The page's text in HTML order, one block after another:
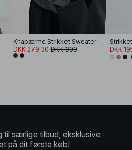
hals
Knapærme Strikket Sweater
DKK 279.30 DKK 399
DKK
til særlige tilbud, eksklusive
på dit første køb!